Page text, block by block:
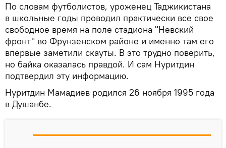
По словам футболистов, уроженец Таджикистана
в школьные годы проводил практически все свое
свободное время на поле стадиона "Невский
фронт" во Фрунзенском районе и именно там его
впервые заметили скауты. В это трудно поверить,
но байка оказалась правдой. И сам Нуритдин
подтвердил эту информацию.
Нуритдин Мамадиев родился 26 ноября 1995 года
в Душанбе.